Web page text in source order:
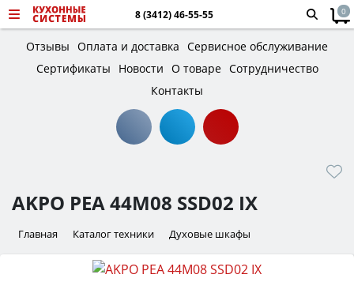
8 (3412) 46-55-55 0
Отзывы Оплата и доставка Сервисное обслуживание
Сертификаты
Новости О товаре Сотрудничество
Контакты
AKPO PEA 44M08 SSD02 IX
Главная Каталог техники Духовые шкафы